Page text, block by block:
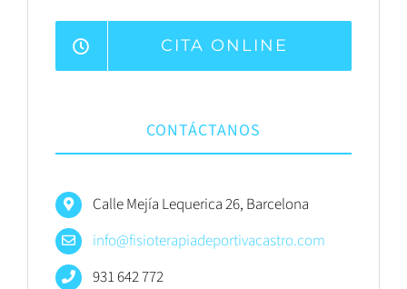
CITA ONLINE
CONTÁCTANOS
Calle Mejía Lequerica 26, Barcelona
info@fisioterapiadeportivacastro.com
931 642 772